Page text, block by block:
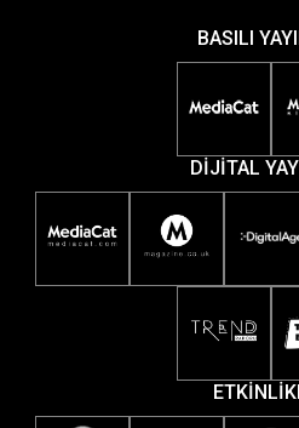
BASILI
DİJİTAL